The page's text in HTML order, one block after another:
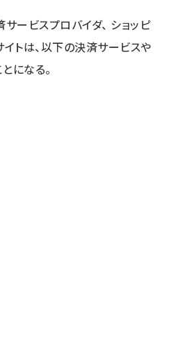
ービスプロバイダ、 ショッピ
トは、以下の決済サービスや
になる。